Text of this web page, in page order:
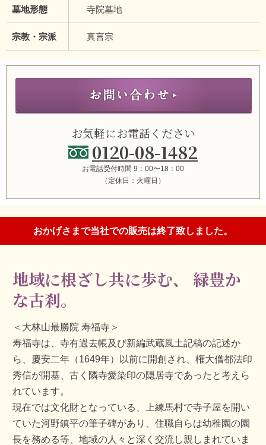
墓地形態 寺院墓地
宗教・宗派 真言宗
お気軽にお電話ください
0120-08-1482
お電話受付時間 9：00〜18：00
（定休日：火曜日）
おかげさまで当社での販売は終了致しました。
地域に根ざし共に歩む、
緑豊か
な古刹。
＜大林山最勝院 寿福寺＞
寿福寺は、寺有過去帳及び新編武蔵風土記稿の記述か
ら、慶安二年（1649年）以前に開創され、権大僧都法印
秀信が開基、古く隣寺愛染印の隠居寺であったと考えら
れています。
現在では文化財となっている、上練馬村で寺子屋を開い
ていた河野鎮平の筆子碑があり、住職自らは幼稚園の園
長を務める等、地域の人々と深く交流し親しまれていま